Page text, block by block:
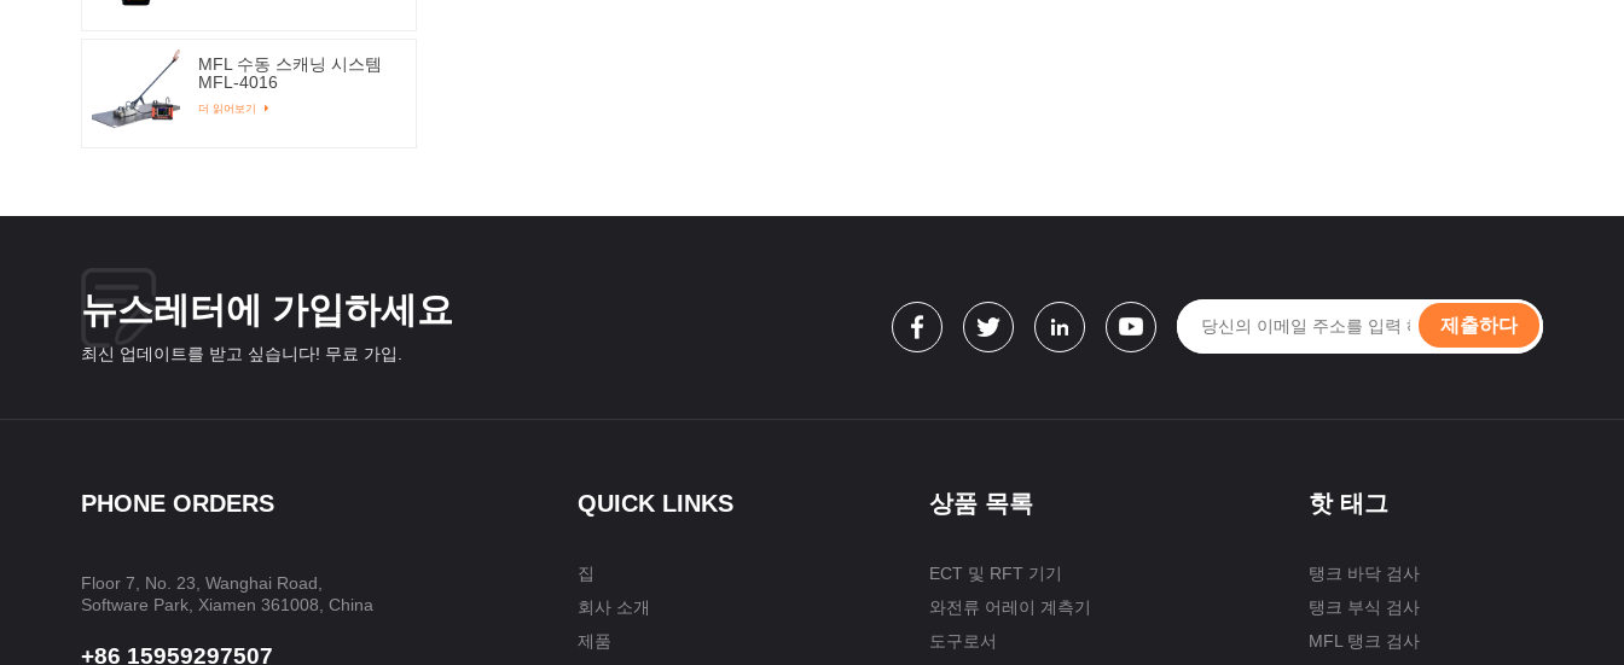
MFL 수동 스캐닝 시스템
MFL-4016
더 읽어보기
뉴스레터에 가입하세요
최신 업데이트를 받고 싶습니다! 무료 가입.
제출하다
PHONE ORDERS
Floor 7, No. 23, Wanghai Road,
Software Park, Xiamen 361008, China
+86 15959297507
QUICK LINKS
집
회사 소개
제품
상품 목록
ECT 및 RFT 기기
와전류 어레이 계측기
도구로서
핫 태그
탱크 바닥 검사
탱크 부식 검사
MFL 탱크 검사